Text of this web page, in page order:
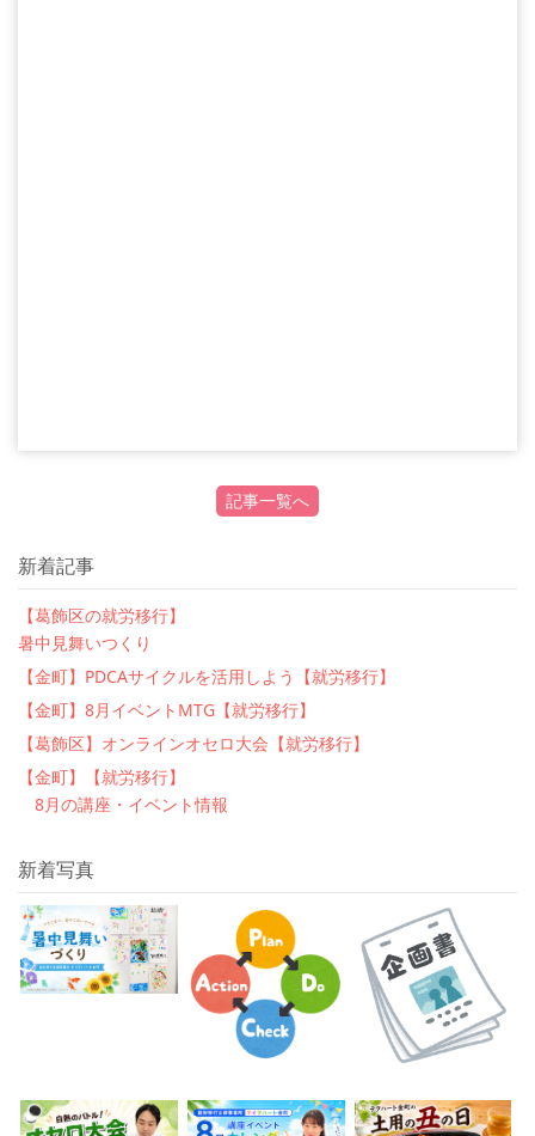
記事一覧へ
新着記事
【葛飾区の就労移行】
暑中見舞いつくり
【金町】PDCAサイクルを活用しよう【就労移行】
【金町】8月イベントMTG【就労移行】
【葛飾区】オンラインオセロ大会【就労移行】
【金町】【就労移行】
8月の講座・イベント情報
新着写真